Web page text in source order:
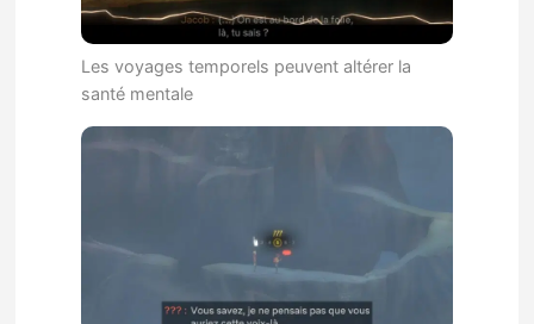
Les voyages temporels peuvent altérer la
santé mentale